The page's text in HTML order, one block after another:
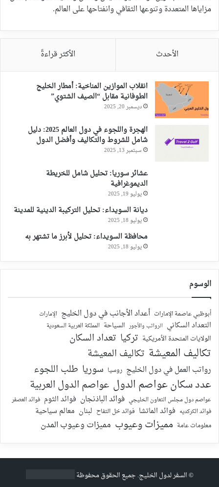
مزاياها المتعددة وتنوعها الثقافي وانفتاحها على العالم.
الأحدث الأكثر قراءةً
انقلاب الموازين المناخية: أمطار الخليج
الطوفانية مقابل “الصيف الشتوي”
ديسمبر 20, 2025
الهجرة واللجوء في دول العالم 2025: دليل
شامل للشروط والتكاليف وأفضل الدول
سبتمبر 13, 2025
عشائر سوريا: تحليل شامل للخريطة
الديموغرافية
يوليو 19, 2025
ديانة السويداء: تحليل التركيبة الدينية للمدينة
يوليو 18, 2025
محافظة السويداء: تحليل لأبرز ما تشتهر به
يوليو 18, 2025
الوسوم
أبوظبي عاصمة الإمارات أعداد الأجانب في دول الخليج الإمارات
التعداد السكاني الرواتب والأجور السياحة المملكة العربية السعودية
الولايات المتحدة الأمريكية تركيا تعداد السكان
تكاليف المعيشة تكاليف المعيشة
رواتب العمل في دول الخليج روسيا سوريا طلب اللجوء
عدد سكان عواصم الدول عواصم الدول العربية
عواصم دول مجلس التعاون الخليجي فوائد الباذنجان فوائد الثوم فوائد العصفر
فوائد الكركديه فوائد الماتشا فوائد خل التفاح لبنان معالم سياحية
معلومات عامة مميزات وعيوب مميزات وعيوب المدن
©السفر لدول الخليج. جميع الحقوق محفوظة